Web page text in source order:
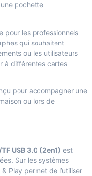
une pochette
pour les professionnels
qui souhaitent
ou les utilisateurs
à différentes cartes
pour accompagner une
ou lors de
USB 3.0 (2en1) est
Sur les systèmes
Play permet de l’utiliser